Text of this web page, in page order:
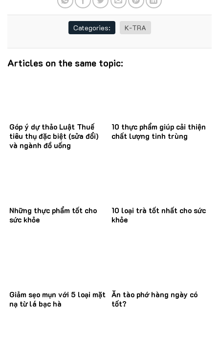
Categories: K-TRA
Articles on the same topic:
Góp ý dự thảo Luật Thuế
tiêu thụ đặc biệt (sửa đổi)
và ngành đồ uống
10 thực phẩm giúp cải thiện
chất lượng tinh trùng
Những thực phẩm tốt cho
sức khỏe
10 loại trà tốt nhất cho sức
khỏe
Giảm sẹo mụn với 5 loại mặt
nạ từ lá bạc hà
Ăn tào phớ hàng ngày có
tốt?